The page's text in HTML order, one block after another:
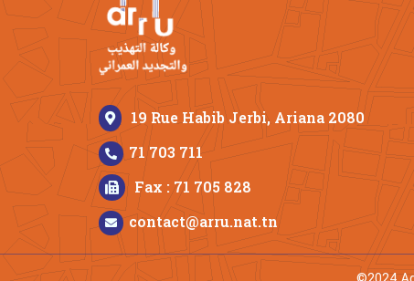
19 Rue Habib Jerbi, Ariana 2080
71 703 711
Fax : 71 705 828
contact@arru.nat.tn